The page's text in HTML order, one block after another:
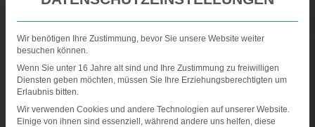
Die PRSE steht vor der Türe und wir freuen uns
riesig – das wird unser erster Messeauftritt
zusammen mit den PolymerCycle – Kollegen von
ATP, BPM und PBS!
Wir benötigen Ihre Zustimmung, bevor Sie unsere Website weiter
besuchen können.
Wenn Sie unter 16 Jahre alt sind und Ihre Zustimmung zu freiwilligen
Diensten geben möchten, müssen Sie Ihre Erziehungsberechtigten um
Erlaubnis bitten.
Wir verwenden Cookies und andere Technologien auf unserer Website.
Einige von ihnen sind essenziell, während andere uns helfen, diese